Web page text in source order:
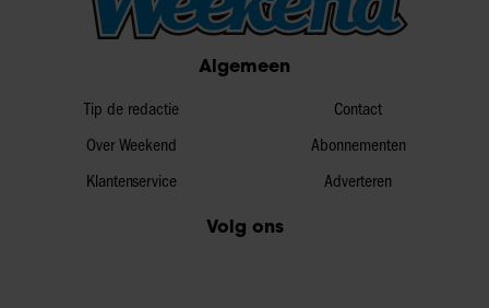
Algemeen
Tip de redactie
Over Weekend
Klantenservice
Contact
Abonnementen
Adverteren
Volg ons